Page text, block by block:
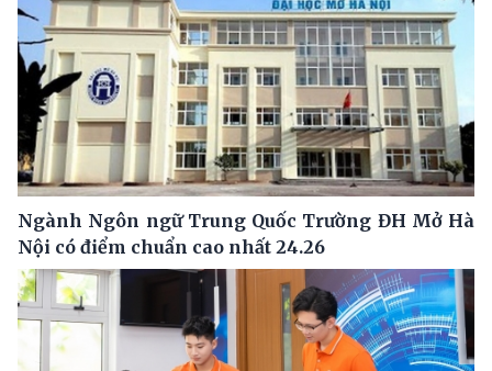
Ngành Ngôn ngữ Trung Quốc Trường ĐH Mở Hà
Nội có điểm chuẩn cao nhất 24.26